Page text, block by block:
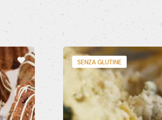
SENZA GLUTINE